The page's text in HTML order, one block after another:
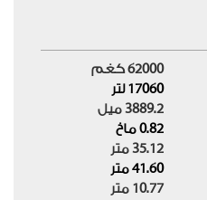
62000 كغم
17060لتر
3889.2 ميل
0.82 ماخ
35.12 متر
41.60 متر
10.77 متر